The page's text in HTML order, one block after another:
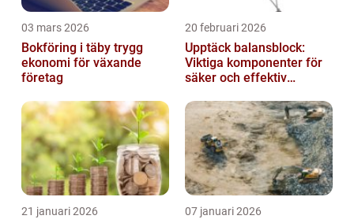
03 mars 2026
Bokföring i täby trygg
ekonomi för växande
företag
20 februari 2026
Upptäck balansblock:
Viktiga komponenter för
säker och effektiv
21 januari 2026 07 januari 2026